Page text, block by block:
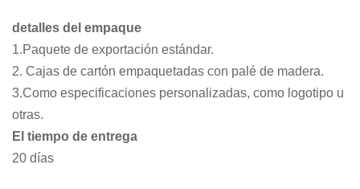
detalles del empaque
1.Paquete de exportación estándar.
2. Cajas de cartón empaquetadas con palé de madera.
3.Como especificaciones personalizadas, como logotipo u
otras.
El tiempo de entrega
20 días